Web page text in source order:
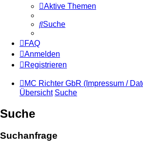
Aktive Themen
Suche
FAQ
Anmelden
Registrieren
MC Richter GbR (Impressum /
Übersicht Suche
Suche
Suchanfrage